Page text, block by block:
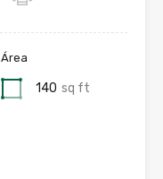
Área
140 sq ft